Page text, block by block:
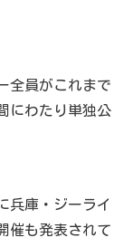
全員がこれまで
にわたり単独公
兵庫・ジーライ
催も発表されて